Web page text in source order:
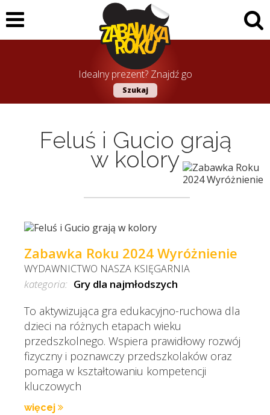
Idealny prezent? Znajdź go
Szukaj
Feluś i Gucio grają
w kolory
Zabawka Roku 2024 Wyróżnienie
WYDAWNICTWO NASZA KSIĘGARNIA
kategoria: Gry dla najmłodszych
To aktywizująca gra edukacyjno-ruchowa dla
dzieci na różnych etapach wieku
przedszkolnego. Wspiera prawidłowy rozwój
fizyczny i poznawczy przedszkolaków oraz
pomaga w kształtowaniu kompetencji
kluczowych
więcej